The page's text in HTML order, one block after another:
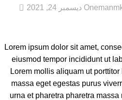
On ديسمبر 24, 2021 0
Lorem ipsum dolor sit amet,
eiusmod tempor incididunt ut
Lorem mollis aliquam ut
massa eget egestas purus
urna et pharetra pharetra